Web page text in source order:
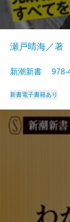
瀬戸晴海／著
新潮新書 978-
新書電子書籍あり